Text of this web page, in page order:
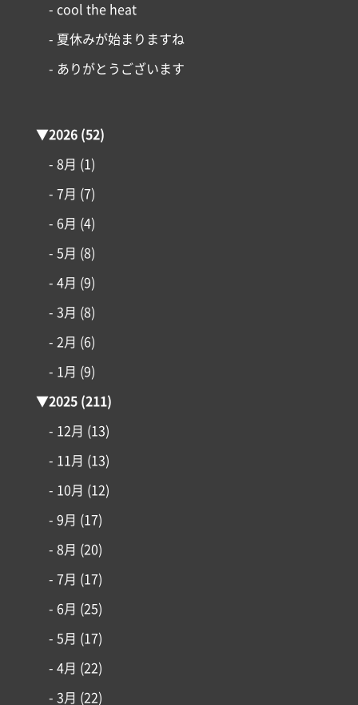
土地情報
- cool the heat
- 夏休みが始まりますね
- ありがとうございます
▼2026(52)
- 8月 (1)
- 7月 (7)
- 6月 (4)
- 5月 (8)
- 4月 (9)
- 3月 (8)
- 2月 (6)
- 1月 (9)
▼2025(211)
- 12月 (13)
- 11月 (13)
- 10月 (12)
- 9月 (17)
- 8月 (20)
- 7月 (17)
- 6月 (25)
- 5月 (17)
- 4月 (22)
- 3月 (22)